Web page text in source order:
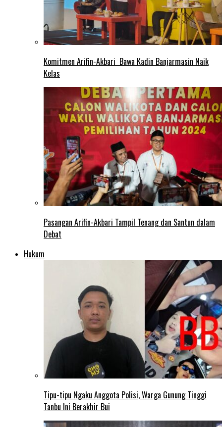
Komitmen Arifin-Akbari Bawa Kadin Banjarmasin Naik
Kelas
Pasangan Arifin-Akbari Tampil Tenang dan Santun dalam
Debat
Hukum
Tipu-tipu Ngaku Anggota Polisi, Warga Gunung Tinggi
Tanbu Ini Berakhir Bui